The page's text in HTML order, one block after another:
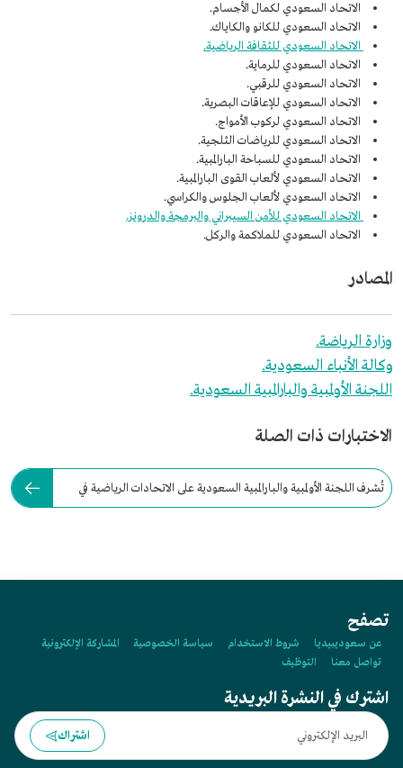
الاتحاد السعودي لكمال الأجسام.
الاتحاد السعودي للكانو والكاياك.
الاتحاد السعودي للثقافة الرياضية.
الاتحاد السعودي للرماية.
الاتحاد السعودي للرقبي.
الاتحاد السعودي للإعاقات البصرية.
الاتحاد السعودي لركوب الأمواج.
الاتحاد السعودي للرياضات الثلجية.
الاتحاد السعودي للسباحة البارالمبية.
الاتحاد السعودي لألعاب القوى البارالمبية.
الاتحاد السعودي لألعاب الجلوس والكراسي.
الاتحاد السعودي للأمن السيبراني والبرمجة والدرونز.
الاتحاد السعودي للملاكمة والركل.
المصادر
وزارة الرياضة.
وكالة الأنباء السعودية.
اللجنة الأولمبية والبارالمبية السعودية.
الاختبارات ذات الصلة
تُشرف اللجنة الأولمبية والبارالمبية السعودية على الاتحادات الرياضية في
تصفح
عن سعوديبيديا شروط الاستخدام سياسة الخصوصية
المشاركة الإلكترونية
تواصل معنا
التوظيف
اشترك في النشرة البريدية
اشتراك